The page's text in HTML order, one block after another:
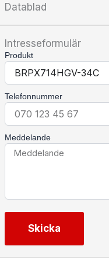
Datablad
Intresseformulär
Produkt
Telefonnummer
Meddelande
Skicka